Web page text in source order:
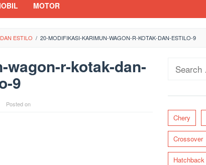
MOTOR
ESTILO / 20-MODIFIKASI-KARIMUN-WAGON-R-KOTAK-DAN-ESTILO-9
r-kotak-dan-
9
Posted on
Search
Chery
Crossover
Hatchback